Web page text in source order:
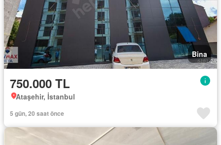
Bina
750.000 TL
Ataşehir, İstanbul
5 gün, 20 saat önce